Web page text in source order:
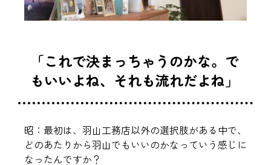
「これで決まっちゃうのかな。で
もいいよね、それも流れだよね」
昭：最初は、羽山工務店以外の選択肢がある中で、
どのあたりから羽山でもいいのかなっていう感じに
なったんですか？